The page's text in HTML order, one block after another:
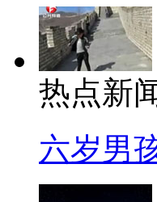
热点新
六岁男